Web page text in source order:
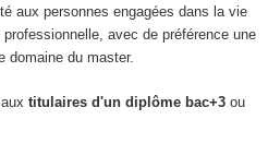
aux personnes engagées dans la vie
avec de préférence une
domaine du master.
titulaires d'un diplôme bac+3ou